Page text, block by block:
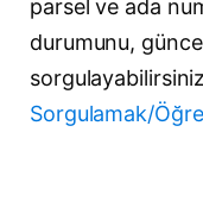
parsel ve ada
durumunu,
Sorgulamak/